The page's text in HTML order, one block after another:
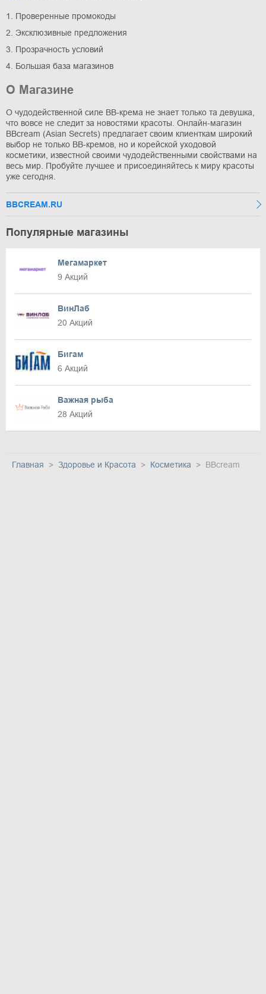
1. Проверенные промокоды
2. Эксклюзивные предложения
3. Прозрачность условий
4. Большая база магазинов
О Магазине
О чудодейственной силе BB-крема не знает только та девушка,
что вовсе не следит за новостями красоты. Онлайн-магазин
BBcream (Asian Secrets) предлагает своим клиенткам широкий
выбор не только BB-кремов, но и корейской уходовой
косметики, известной своими чудодейственными свойствами на
весь мир. Пробуйте лучшее и присоединяйтесь к миру красоты
уже сегодня.
BBCREAM.RU
Популярные магазины
Мегамаркет
9 Акций
ВинЛаб
20 Акций
Бигам
6 Акций
Важная рыба
28 Акций
Главная Здоровье и Красота Косметика BBcream